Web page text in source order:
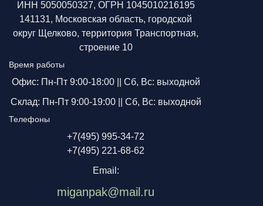
ИНН 5050050327, ОГРН 1045010216195
141131, Московская область, городской
округ Щелково, территория Транспортная,
строение 10
Время работы
Офис: Пн-Пт 9:00-18:00 || Сб, Вс: выходной
Склад: Пн-Пт 9:00-19:00 || Сб, Вс: выходной
Телефоны
+7(495) 995-34-72
+7(495) 221-68-62
Email:
miganpak@mail.ru